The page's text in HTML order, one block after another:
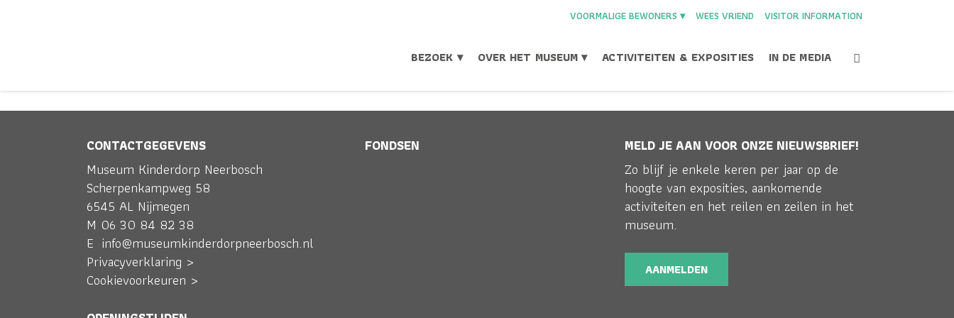
VOORMALIGE BEWONERS ▾ WEES VRIEND VISITOR INFORMATION
BEZOEK ▾ OVER HET MUSEUM ▾ ACTIVITEITEN & EXPOSITIES IN DE MEDIA
KITTYDEZWERFKAT Schoolbezoek KittyDeZwerfkat
CONTACTGEGEVENS
Museum Kinderdorp Neerbosch
Scherpenkampweg 58
6545 AL Nijmegen
M 06 30 84 82 38
E info@museumkinderdorpneerbosch.nl
Privacyverklaring >
Cookievoorkeuren >
FONDSEN MELD JE AAN VOOR ONZE NIEUWSBRIEF!
Zo blijf je enkele keren per jaar op de
hoogte van exposities, aankomende
activiteiten en het reilen en zeilen in het
museum.
AANMELDEN